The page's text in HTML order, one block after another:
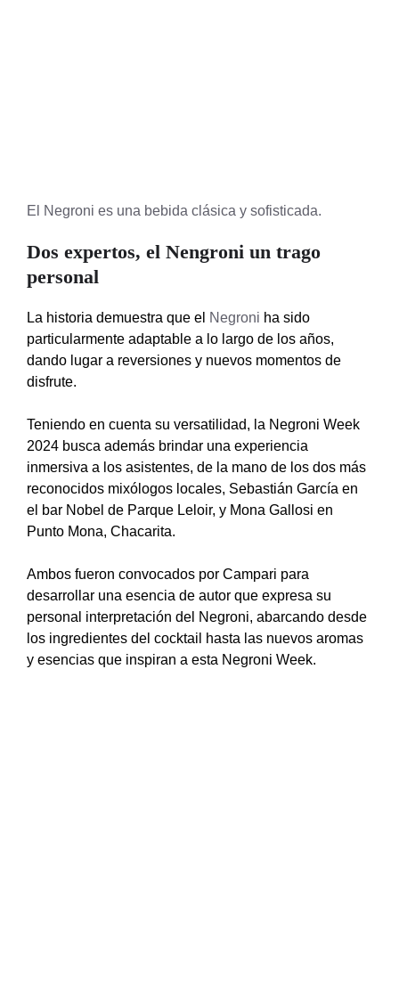
El Negroni es una bebida clásica y sofisticada.
Dos expertos, el Nengroni un trago
personal
La historia demuestra que el Negroni ha sido
particularmente adaptable a lo largo de los años,
dando lugar a reversiones y nuevos momentos de
disfrute.
Teniendo en cuenta su versatilidad, la Negroni Week
2024 busca además brindar una experiencia
inmersiva a los asistentes, de la mano de los dos más
reconocidos mixólogos locales, Sebastián García en
el bar Nobel de Parque Leloir, y Mona Gallosi en
Punto Mona, Chacarita.
Ambos fueron convocados por Campari para
desarrollar una esencia de autor que expresa su
personal interpretación del Negroni, abarcando desde
los ingredientes del cocktail hasta las nuevos aromas
y esencias que inspiran a esta Negroni Week.